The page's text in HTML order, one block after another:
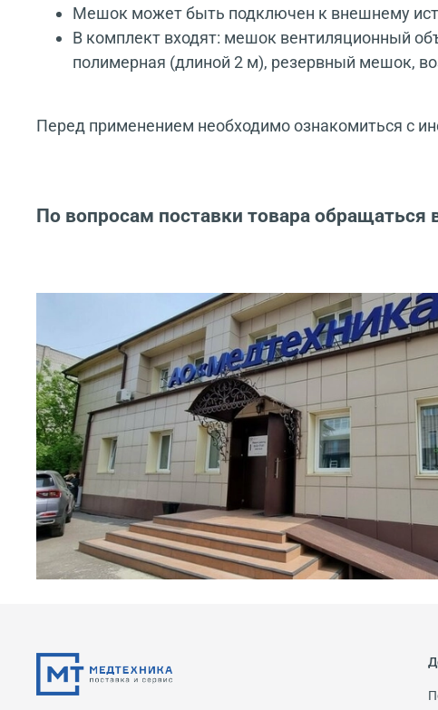
Мешок может быть подключен к внешнему
В комплект входят: мешок вентиляционный
полимерная (длиной 2 м), резервный мешок,
Перед применением необходимо ознакомиться с
По вопросам поставки товара обращаться